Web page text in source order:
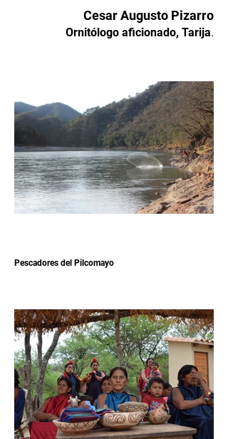
Cesar Augusto Pizarro
Ornitólogo aficionado, Tarija.
Pescadores del Pilcomayo